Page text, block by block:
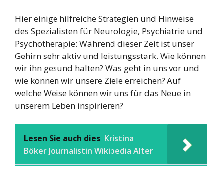
Hier einige hilfreiche Strategien und Hinweise
des Spezialisten für Neurologie, Psychiatrie und
Psychotherapie: Während dieser Zeit ist unser
Gehirn sehr aktiv und leistungsstark. Wie können
wir ihn gesund halten? Was geht in uns vor und
wie können wir unsere Ziele erreichen? Auf
welche Weise können wir uns für das Neue in
unserem Leben inspirieren?
Lesen Sie auch dies Kristina
Böker Journalistin Wikipedia Alter